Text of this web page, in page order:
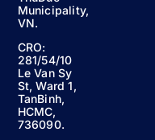
Municipality,
VN.
CRO:
281/54/10
Le Van Sy
St, Ward 1,
TanBinh,
HCMC,
736090.